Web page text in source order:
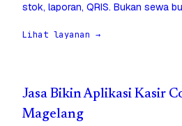
stok, laporan, QRIS. Bukan sewa
Lihat layanan →
Jasa Bikin Aplikasi Kasir
Magelang